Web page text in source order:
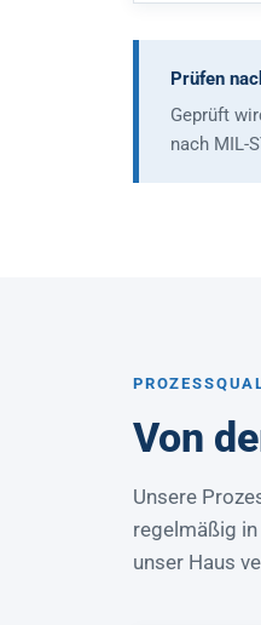
Prüfen
Geprüft
nach MIL-
Von
Unsere
regelmäßig
unser Haus